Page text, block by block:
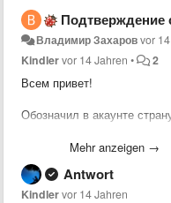
Подтверждение
Владимир Захаровvor
Kindlervor 14 Jahren • 2
Всем привет!
Обозначил в акаунте
пришло письмо "To
United States, please send
identity card, passport, or a
days to our secure fax line".
Mehr anzeigen →
Antwort
Kindlervor 14 Jahren